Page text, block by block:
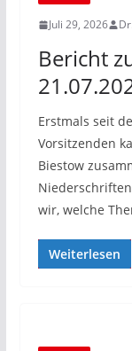
Juli 29, 2026
Bericht
Erstmals seit
Vorsitzenden
Biestow
wir, welche
Weiterlesen